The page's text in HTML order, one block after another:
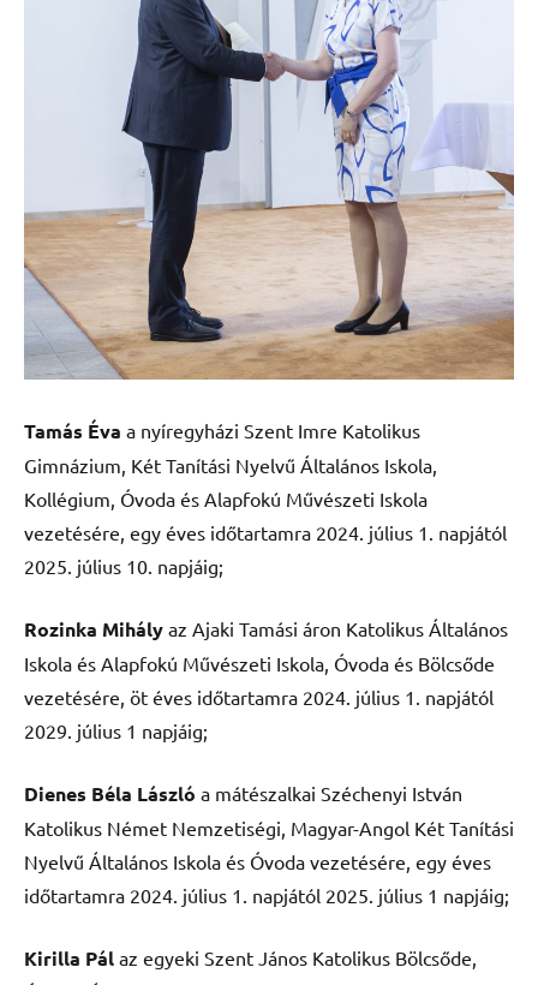
Tamás Éva a nyíregyházi Szent Imre Katolikus
Gimnázium, Két Tanítási Nyelvű Általános Iskola,
Kollégium, Óvoda és Alapfokú Művészeti Iskola
vezetésére, egy éves időtartamra 2024. július 1. napjától
2025. július 10. napjáig;
Rozinka Mihály az Ajaki Tamási áron Katolikus Általános
Iskola és Alapfokú Művészeti Iskola, Óvoda és Bölcsőde
vezetésére, öt éves időtartamra 2024. július 1. napjától
2029. július 1 napjáig;
Dienes Béla László a mátészalkai Széchenyi István
Katolikus Német Nemzetiségi, Magyar-Angol Két Tanítási
Nyelvű Általános Iskola és Óvoda vezetésére, egy éves
időtartamra 2024. július 1. napjától 2025. július 1 napjáig;
Kirilla Pál az egyeki Szent János Katolikus Bölcsőde,